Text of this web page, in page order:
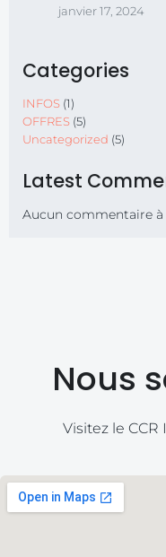
janvier 17, 2024
Categories
INFOS (1)
OFFRES (5)
Uncategorized (5)
Latest
Aucun commentaire à
Nous
Visitez le